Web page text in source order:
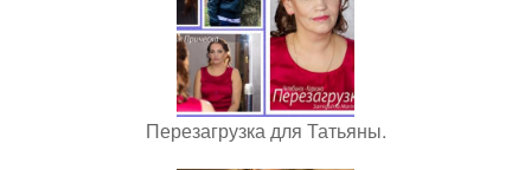
Перезагрузка для Татьяны.